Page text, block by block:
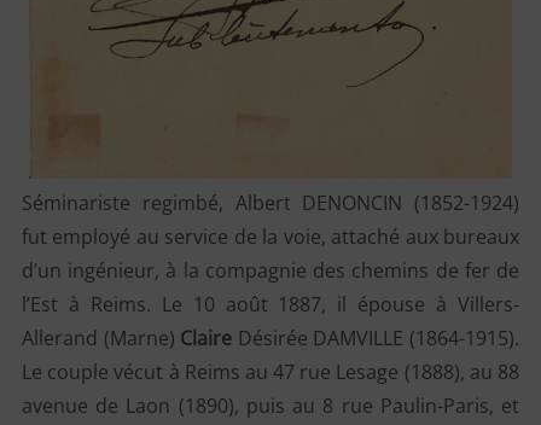
Séminariste regimbé, Albert DENONCIN (1852-1924)
fut employé au service de la voie, attaché aux bureaux
d’un ingénieur, à la compagnie des chemins de fer de
l’Est à Reims. Le 10 août 1887, il épouse à Villers-
Allerand (Marne) Claire Désirée DAMVILLE (1864-1915).
Le couple vécut à Reims au 47 rue Lesage (1888), au 88
avenue de Laon (1890), puis au 8 rue Paulin-Paris, et